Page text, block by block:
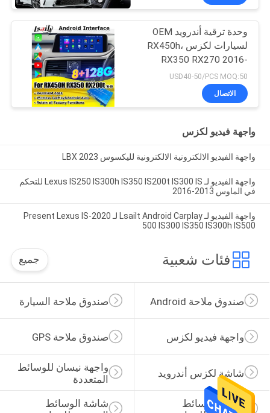
وحدة ترقية أندرويد OEM
لسيارات لكزس RX450h،
RX350 RX270 2016-
2021، دمج كاربلاي
لاسلكي، أندرويد أوتو،
يوتيوب، نتفليكس
USD40-50/PCS MOQ:50
الاتصال
واجهة فيديو لكزس
واجهة الفيديو الالكترونية الالكترونية لليكسوس LBX 2023
واجهة الفيديو لـ Lexus IS250 IS300h IS350 IS200t IS300 IS للتحكم
في الماوس 2013-2016
واجهة الفيديو لـ Lsailt Android Carplay لـ 2020-Present Lexus IS
500 IS300 IS350 IS300h IS500
فئات شعبية جميع
صندوق ملاحة السيارة صندوق ملاحة Android
صندوق ملاحة GPS واجهة فيديو لكزس
واجهة نيسان للوسائط
المتعددة
شاشة لكزس أندرويد
شاشة الوسائط
عرض الوسائط